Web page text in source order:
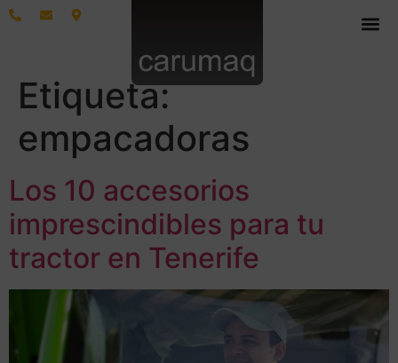
Etiqueta:
empacadoras
Los 10 accesorios
imprescindibles para tu
tractor en Tenerife